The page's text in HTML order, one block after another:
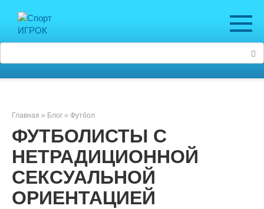
контенту
Главная » Блог » Футбол
ФУТБОЛИСТЫ С
НЕТРАДИЦИОННОЙ
СЕКСУАЛЬНОЙ
ОРИЕНТАЦИЕЙ